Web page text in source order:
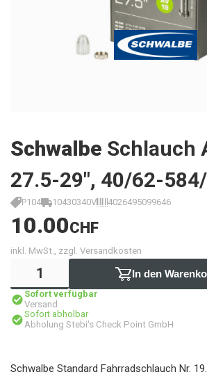
Schwalbe Schlauch
27.5-29", 40/62-
P104 10430340V 4026495099646
10.00CHF
inkl. MwSt., zzgl. Versandkosten
In den
Sofort verfügbar
Versand
Sofort abholbar
Abholung Stebi's Check Point GmbH
Schwalbe Standard Fahrradschlauch Nr.